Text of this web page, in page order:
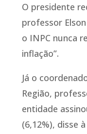
O presidente
professor
o INPC nunca
inflação”.
Já o
Região,
entidade
(6,12%), disse